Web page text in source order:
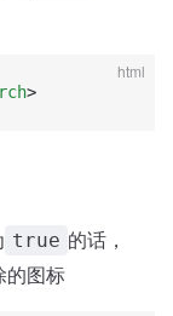
html
>
true 的话，
的图标